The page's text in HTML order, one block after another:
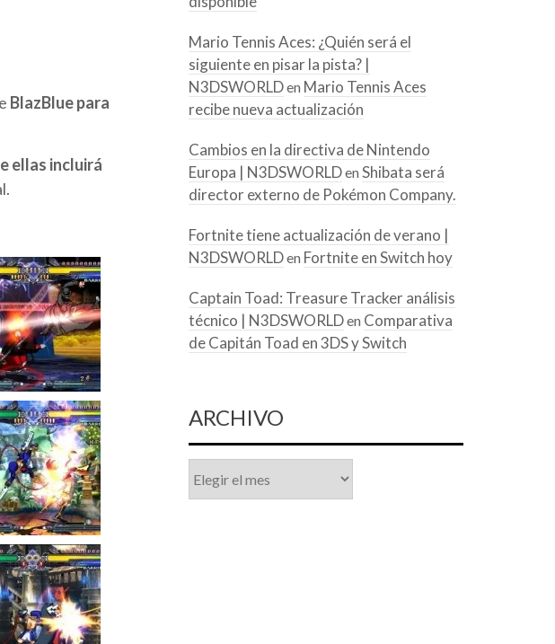
BlazBluepara
ellas incluirá
Mario Tennis Aces: ¿Quién será el
siguiente en pisar la pista? |
N3DSWORLDen Mario Tennis Aces
recibe nueva actualización
Cambios en la directiva de Nintendo
Europa | N3DSWORLDen Shibata será
director externo de Pokémon Company.
Fortnite tiene actualización de verano |
N3DSWORLDen Fortnite en Switch hoy
Captain Toad: Treasure Tracker análisis
técnico | N3DSWORLDen Comparativa
de Capitán Toad en 3DS y Switch
ARCHIVO